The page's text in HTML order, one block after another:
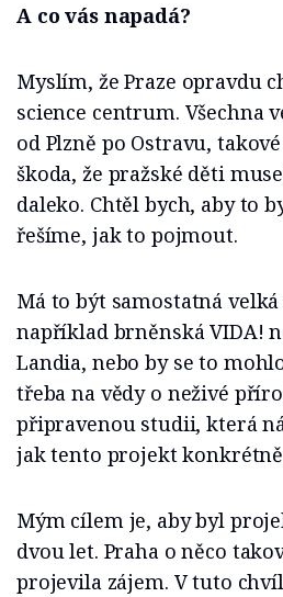
A co vás napadá?
Myslím, že Praze opravdu
science centrum. Všechna
od Plzně po Ostravu,
škoda, že pražské děti
daleko. Chtěl bych, aby to
řešíme, jak to pojmout.
Má to být samostatná
například brněnská VIDA!
Landia, nebo by se to
třeba na vědy o neživé
připravenou studii, která
jak tento projekt
Mým cílem je, aby byl
dvou let. Praha o něco
projevila zájem. V tuto